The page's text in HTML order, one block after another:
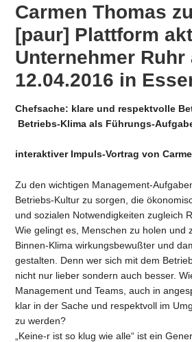
Carmen Thomas
[paur] Plattform
Unternehmer Ruhr
12.04.2016 in
Chefsache: klare und respektvolle
Betriebs-Klima als Führungs-
interaktiver Impuls-Vortrag von
Zu den wichtigen Management-
Betriebs-Kultur zu sorgen, die
und sozialen Notwendigkeiten zugleich
Wie gelingt es, Menschen zu holen und
Binnen-Klima wirkungsbewußter und
gestalten. Denn wer sich mit dem
nicht nur lieber sondern auch besser.
Management und Teams, auch in
klar in der Sache und respektvoll im
zu werden?
„Keine-r ist so klug wie alle“ ist ein